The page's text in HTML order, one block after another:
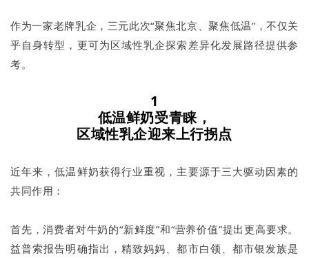
作为一家老牌乳企，三元此次“聚焦北京、聚焦低温”，不仅关
乎自身转型，更可为区域性乳企探索差异化发展路径提供参
考。
1
低温鲜奶受青睐，
区域性乳企迎来上行拐点
近年来，低温鲜奶获得行业重视，主要源于三大驱动因素的
共同作用：
首先，消费者对牛奶的“新鲜度”和“营养价值”提出更高要求。
益普索报告明确指出，精致妈妈、都市白领、都市银发族是